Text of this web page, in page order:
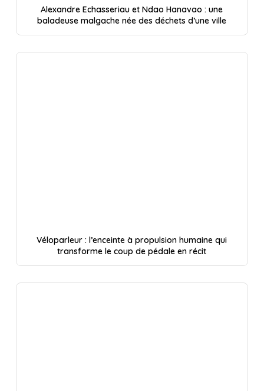
Alexandre Echasseriau et Ndao Hanavao : une
baladeuse malgache née des déchets d’une ville
Véloparleur : l’enceinte à propulsion humaine qui
transforme le coup de pédale en récit